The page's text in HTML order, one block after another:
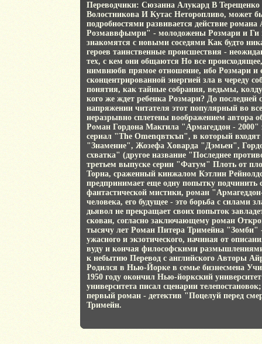
Переводчики: Сюзанна Алукард В
Волостникова И Кутас Неторопливо, может
подробностями развивается действие
Розмаввфымри" - молодожены Розмари и Ги
знакомятся с новыми соседями Как будто
героев таинственные происшествия -
тех, с кем они общаются Но все
нимвнюбв прямое отношение, ибо Розмари и
сконцентрированной энергией зла в череду
понятия, как тайные собрания, ведьмы,
кого же ждет ребенка Розмари? До
напряжении читателя этот популярный во
неразрывно сплетены воображением автора
Роман Гордона Макгила "Армагеддон - 2000"
сериал "The Omenqвткъп", в который входят
"Знамение", Жозефа Ховарда "Дэмьен",
схватка" (другое название "Последнее
третьем выпуске серии "Фатум" Плоть от
Торна, сраженный кинжалом Кэтлин
предпринимает еще одну попытку
фантастической мистики, роман
человека, его будущее - это борьба с силами
дьявол не прекращает своих попыток
скован, согласно заключающему роман
тысячу лет Роман Питера Тримейна "Зомби"
ужасного и экзотического, начиная от
вуду и кончая философскими
к небытию Перевод с английского Авторы
Родился в Нью-Йорке в семье бизнесмена
1950 году окончил Нью-йоркский
университета писал сценарии
первый роман - детектив "Поцелуй перед
Тримейн.